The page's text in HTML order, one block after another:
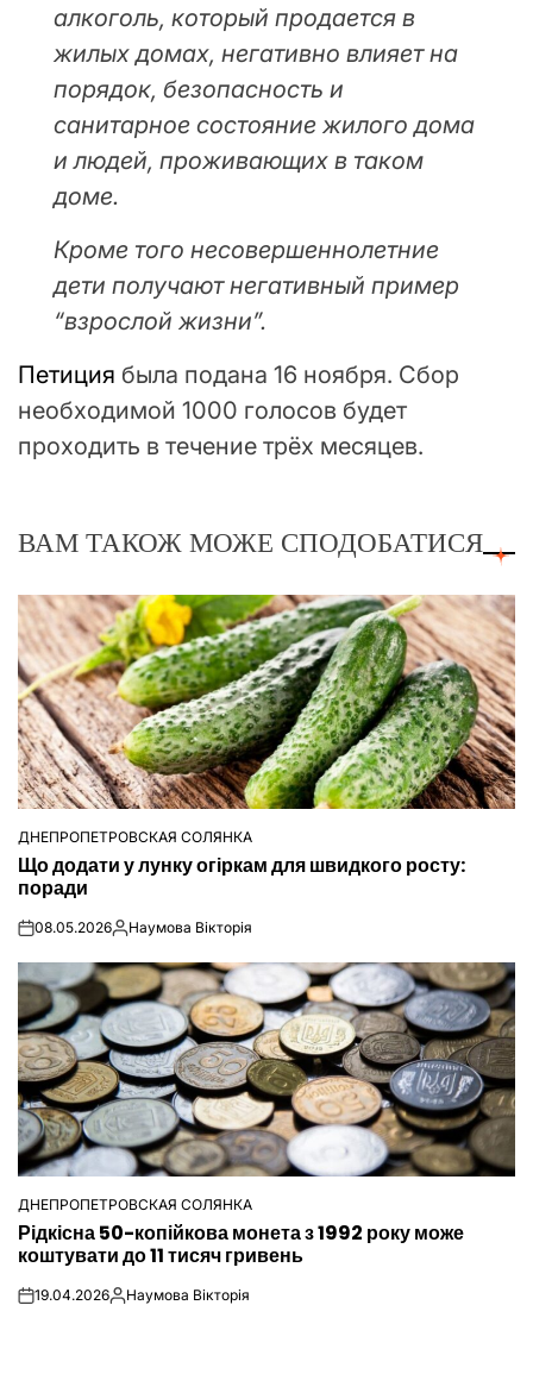
алкоголь, который продается в
жилых домах, негативно влияет на
порядок, безопасность и
санитарное состояние жилого дома
и людей, проживающих в таком
доме.
Кроме того несовершеннолетние
дети получают негативный пример
“взрослой жизни”.
Петиция была подана 16 ноября. Сбор
необходимой 1000 голосов будет
проходить в течение трёх месяцев.
ВАМ ТАКОЖ МОЖЕ СПОДОБАТИСЯ
ОПУБЛІКУВАТИ
У
ДНЕПРОПЕТРОВСКАЯ СОЛЯНКА
Що додати у лунку огіркам для швидкого росту:
поради
on08.05.2026Опубліковано
Наумова Вікторія
ОПУБЛІКУВАТИ
У
ДНЕПРОПЕТРОВСКАЯ СОЛЯНКА
Рідкісна 50-копійкова монета з 1992 року може
коштувати до 11 тисяч гривень
on19.04.2026Опубліковано
Наумова Вікторія